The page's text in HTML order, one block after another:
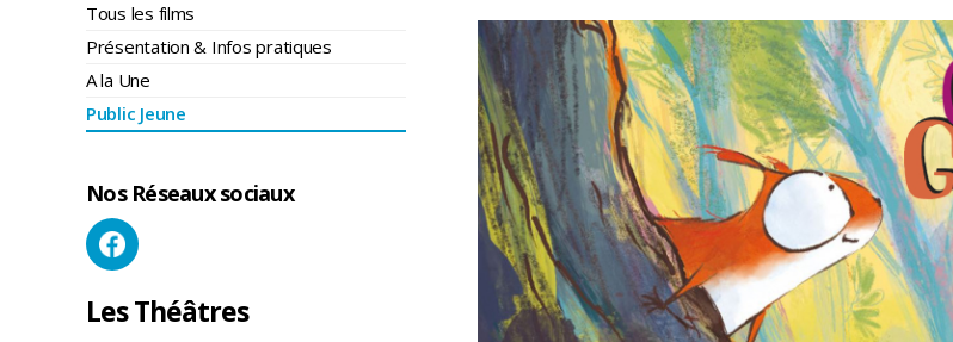
Tous les films
Présentation & Infos pratiques
A la Une
Public Jeune
Nos Réseaux sociaux
Les Théâtres